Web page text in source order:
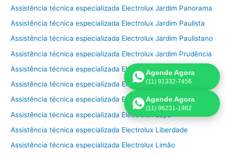
Assistência técnica especializada Electrolux Jardim Panorama
Assistência técnica especializada Electrolux Jardim Paulista
Assistência técnica especializada Electrolux Jardim Paulistano
Assistência técnica especializada Electrolux Jardim Prudência
Assistência técnica especializada Electrolux Jardim São Bento
Assistência técnica especializada Electrolux Jardim São Paulo
Assistência técnica especializada Electrolux Jardins
Assistência técnica especializada Electrolux Lapa
Assistência técnica especializada Electrolux Liberdade
Assistência técnica especializada Electrolux Limão
Agende Agora
(11) 91332-7456
Agende Agora
(11) 96231-1982